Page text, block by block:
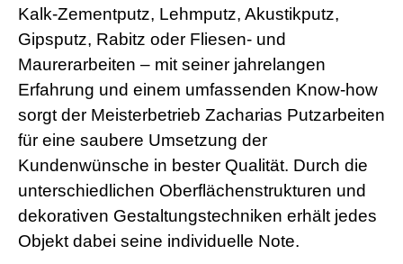
Kalk-Zementputz, Lehmputz, Akustikputz,
Gipsputz, Rabitz oder Fliesen- und
Maurerarbeiten – mit seiner jahrelangen
Erfahrung und einem umfassenden Know-how
sorgt der Meisterbetrieb Zacharias Putzarbeiten
für eine saubere Umsetzung der
Kundenwünsche in bester Qualität. Durch die
unterschiedlichen Oberflächenstrukturen und
dekorativen Gestaltungstechniken erhält jedes
Objekt dabei seine individuelle Note.